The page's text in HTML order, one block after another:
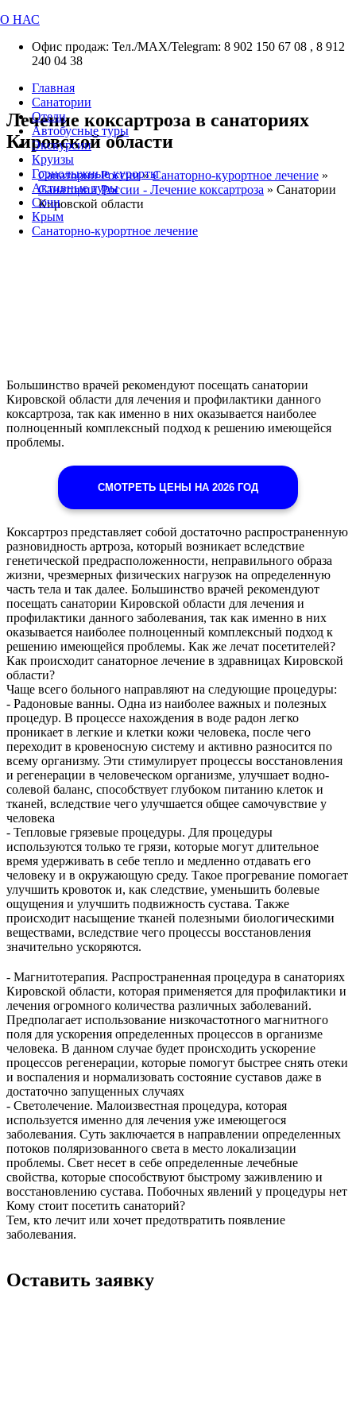
О НАС
Офис продаж: Тел./МАХ/Telegram: 8 902 150 67 08 , 8 912
240 04 38
Главная
Санатории
Отели
Автобусные туры
Экскурсии
Круизы
Горнолыжные курорты
Активные туры
Сочи
Крым
Санаторно-курортное лечение
Лечение коксартроза в санаториях
Кировской области
Санатории России»Санаторно-курортное лечение »
Санатории России - Лечение коксартроза » Санатории
Кировской области
Большинство врачей рекомендуют посещать санатории
Кировской области для лечения и профилактики данного
коксартроза, так как именно в них оказывается наиболее
полноценный комплексный подход к решению имеющейся
проблемы.
СМОТРЕТЬ ЦЕНЫ НА 2026 ГОД
Коксартроз представляет собой достаточно распространенную
разновидность артроза, который возникает вследствие
генетической предрасположенности, неправильного образа
жизни, чрезмерных физических нагрузок на определенную
часть тела и так далее. Большинство врачей рекомендуют
посещать санатории Кировской области для лечения и
профилактики данного заболевания, так как именно в них
оказывается наиболее полноценный комплексный подход к
решению имеющейся проблемы. Как же лечат посетителей?
Как происходит санаторное лечение в здравницах Кировской
области?
Чаще всего больного направляют на следующие процедуры:
- Радоновые ванны. Одна из наиболее важных и полезных
процедур. В процессе нахождения в воде радон легко
проникает в легкие и клетки кожи человека, после чего
переходит в кровеносную систему и активно разносится по
всему организму. Эти стимулирует процессы восстановления
и регенерации в человеческом организме, улучшает водно-
солевой баланс, способствует глубоком питанию клеток и
тканей, вследствие чего улучшается общее самочувствие у
человека
- Тепловые грязевые процедуры. Для процедуры
используются только те грязи, которые могут длительное
время удерживать в себе тепло и медленно отдавать его
человеку и в окружающую среду. Такое прогревание помогает
улучшить кровоток и, как следствие, уменьшить болевые
ощущения и улучшить подвижность сустава. Также
происходит насыщение тканей полезными биологическими
веществами, вследствие чего процессы восстановления
значительно ускоряются.
- Магнитотерапия. Распространенная процедура в санаториях
Кировской области, которая применяется для профилактики и
лечения огромного количества различных заболеваний.
Предполагает использование низкочастотного магнитного
поля для ускорения определенных процессов в организме
человека. В данном случае будет происходить ускорение
процессов регенерации, которые помогут быстрее снять отеки
и воспаления и нормализовать состояние суставов даже в
достаточно запущенных случаях
- Светолечение. Малоизвестная процедура, которая
используется именно для лечения уже имеющегося
заболевания. Суть заключается в направлении определенных
потоков поляризованного света в место локализации
проблемы. Свет несет в себе определенные лечебные
свойства, которые способствуют быстрому заживлению и
восстановлению сустава. Побочных явлений у процедуры нет
Кому стоит посетить санаторий?
Тем, кто лечит или хочет предотвратить появление
заболевания.
Оставить заявку